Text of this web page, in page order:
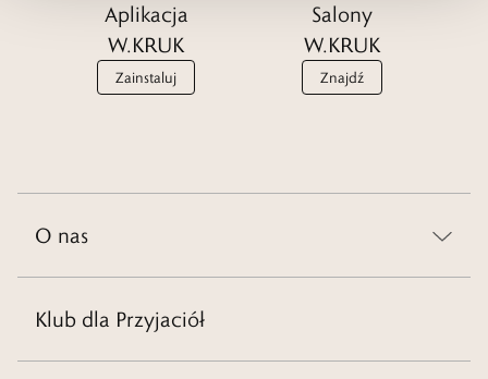
Aplikacja
W.KRUK
Zainstaluj
Salony
W.KRUK
Znajdź
O nas
Klub dla Przyjaciół